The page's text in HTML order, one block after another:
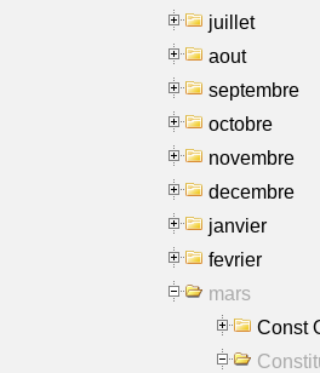
juillet
aout
septembre
octobre
novembre
decembre
janvier
fevrier
mars
Const